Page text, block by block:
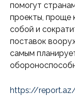
помогут
проекты, проще
собой и
поставок
самым
https://